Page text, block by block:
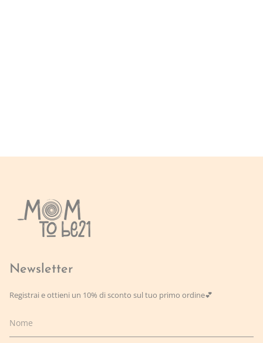
Newsletter
Registrai e ottieni un 10% di sconto sul tuo primo ordine💕